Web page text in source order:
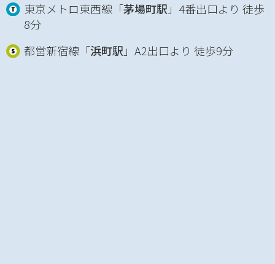
東京メトロ東西線「茅場町駅 」4番出口より 徒歩
8分
都営新宿線「浜町駅 」A2出口より 徒歩9分